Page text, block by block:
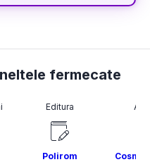
fermecate
Editura
Polirom